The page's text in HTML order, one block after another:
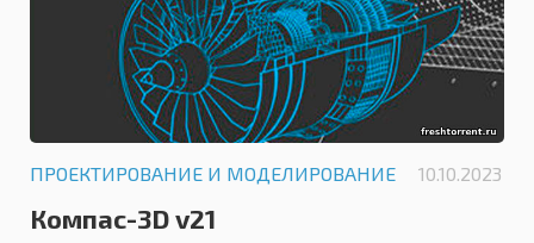
ПРОЕКТИРОВАНИЕ И МОДЕЛИРОВАНИЕ 10.10.2023
Компас-3D v21